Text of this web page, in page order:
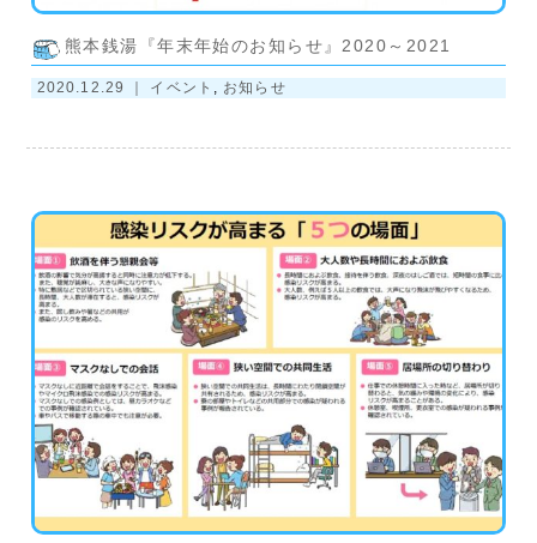
熊本銭湯『年末年始のお知らせ』2020～2021
2020.12.29 ｜ イベント お知らせ